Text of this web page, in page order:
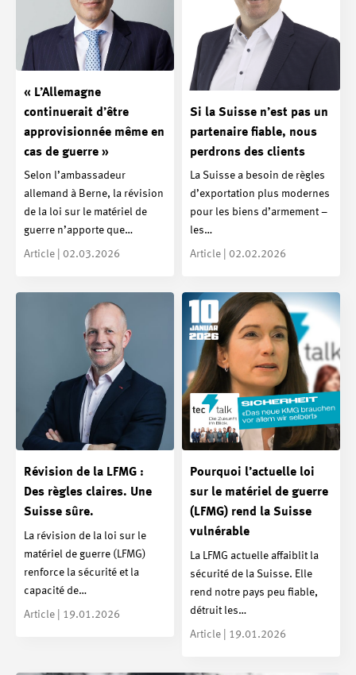
« L’Allemagne
continuerait d’être
approvisionnée même en
cas de guerre »
Selon l’ambassadeur
allemand à Berne, la révision
de la loi sur le matériel de
guerre n’apporte que…
Article | 02.03.2026
Si la Suisse n’est pas un
partenaire fiable, nous
perdrons des clients
La Suisse a besoin de règles
d’exportation plus modernes
pour les biens d’armement –
les…
Article | 02.02.2026
Révision de la LFMG :
Des règles claires. Une
Suisse sûre.
La révision de la loi sur le
matériel de guerre (LFMG)
renforce la sécurité et la
capacité de…
Article | 19.01.2026
Pourquoi l’actuelle loi
sur le matériel de guerre
(LFMG) rend la Suisse
vulnérable
La LFMG actuelle affaiblit la
sécurité de la Suisse. Elle
rend notre pays peu fiable,
détruit les…
Article | 19.01.2026